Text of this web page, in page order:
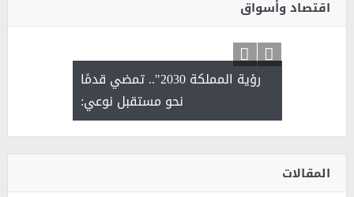
اقتصاد وأسواق
يحصل على
رؤية المملكة 2030".. تمضي قدمًا
نحو مستقبل نوعي:
المقالات